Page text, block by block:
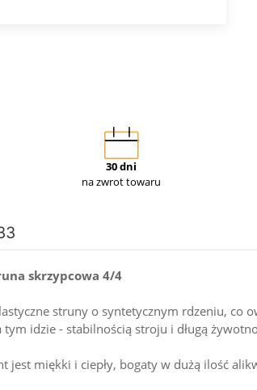
30 dni
na zwrot towaru
skrzypcowa 4/4
struny o syntetycznym rdzeniu, co
idzie - stabilnością stroju i długą
jest miękki i ciepły, bogaty w dużą ilość